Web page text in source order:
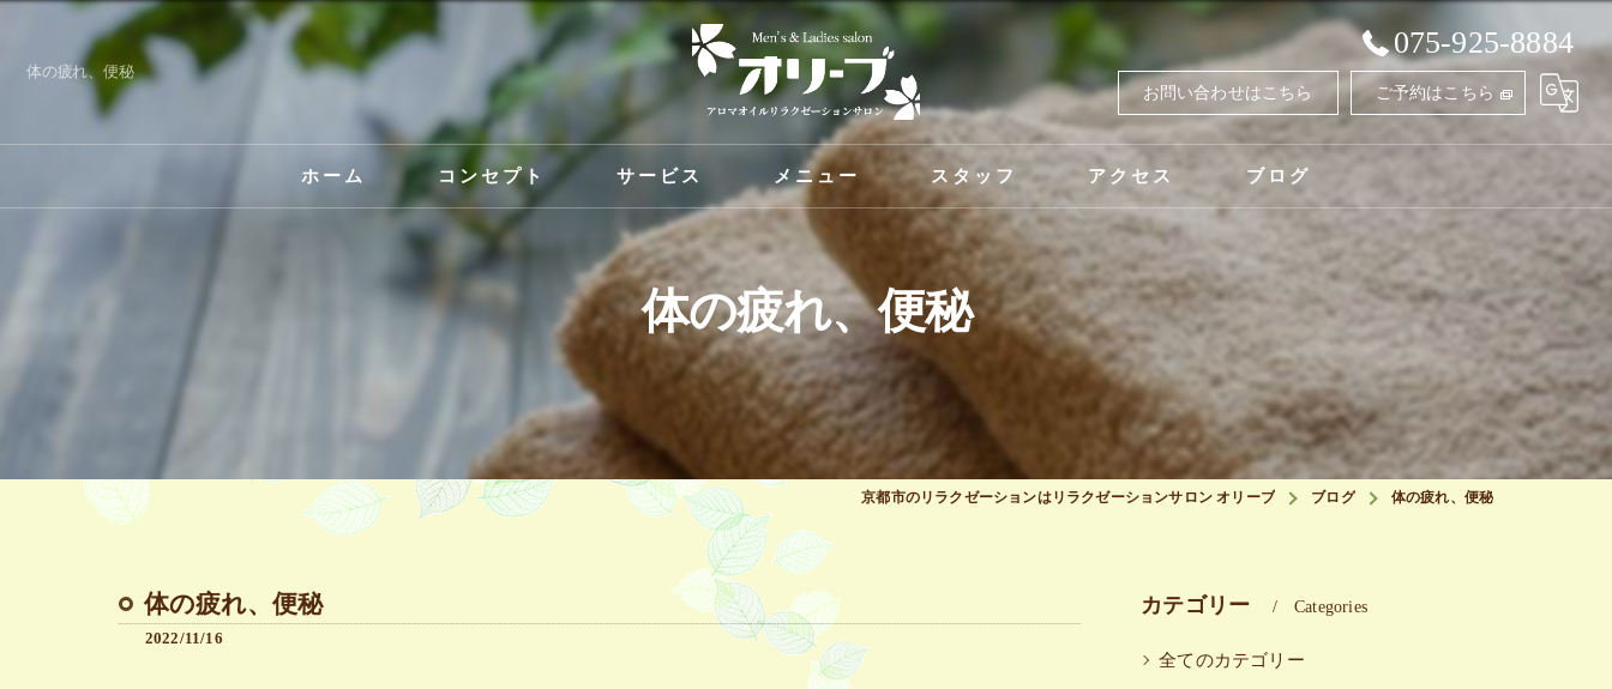
体の疲れ、便秘
075-925-8884
お問い合わせはこちら ご予約はこちら
ホーム コンセプト サービス メニュー スタッフ アクセス ブログ
体の疲れ、便秘
京都市のリラクゼーションはリラクゼーションサロン オリーブ ブログ 体の疲れ、便秘
体の疲れ、便秘
2022/11/16
カテゴリー Categories
全てのカテゴリー